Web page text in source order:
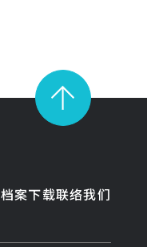
档案下载联络我们